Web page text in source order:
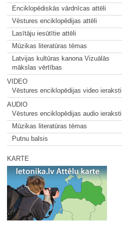
Enciklopēdiskās vārdnīcas attēli
Vēstures enciklopēdijas attēli
Lasītāju iesūtītie attēli
Mūzikas literatūras tēmas
Latvijas kultūras kanona Vizuālās
mākslas vērtības
VIDEO
Vēstures enciklopēdijas video ieraksti
AUDIO
Vēstures enciklopēdijas audio ieraksti
Mūzikas literatūras tēmas
Putnu balsis
KARTE